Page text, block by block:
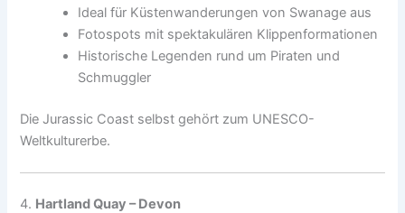
Ideal für Küstenwanderungen von Swanage aus
Fotospots mit spektakulären Klippenformationen
Historische Legenden rund um Piraten und
Schmuggler
Die Jurassic Coast selbst gehört zum UNESCO-
Weltkulturerbe.
4. Hartland Quay – Devon